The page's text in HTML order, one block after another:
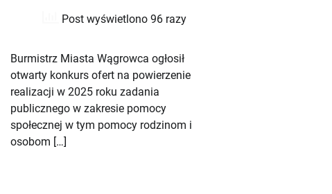
Post wyświetlono 96 razy
Burmistrz Miasta Wągrowca ogłosił
otwarty konkurs ofert na powierzenie
realizacji w 2025 roku zadania
publicznego w zakresie pomocy
społecznej w tym pomocy rodzinom i
osobom […]